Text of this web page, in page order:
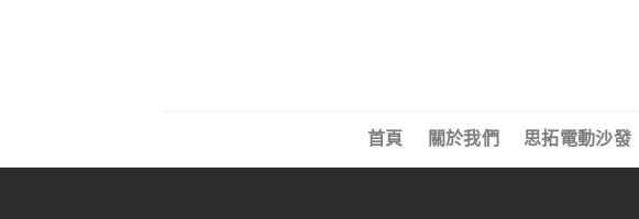
首頁 關於我們 思拓電動沙發